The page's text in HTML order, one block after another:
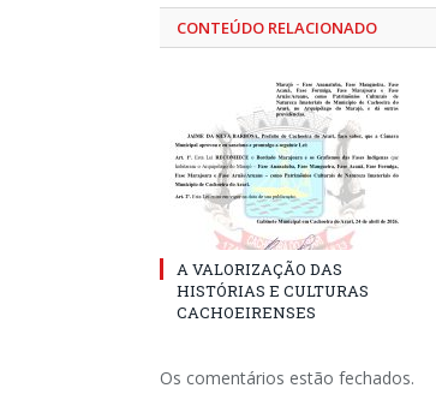
CONTEÚDO RELACIONADO
A VALORIZAÇÃO DAS
HISTÓRIAS E CULTURAS
CACHOEIRENSES
Os comentários estão fechados.